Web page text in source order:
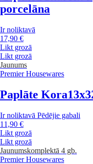
porcelāna
Ir noliktavā
17,90 €
Likt grozā
Likt grozā
Jaunums
Premier Housewares
Paplāte Kora
Ir noliktavā Pēdējie gabali
11,90 €
Likt grozā
Likt grozā
Jaunumskomplektā 4 gb.
Premier Housewares